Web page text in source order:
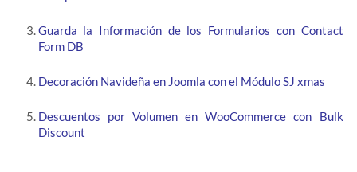
Guarda la Información de los Formularios con Contact
Form DB
Decoración Navideña en Joomla con el Módulo SJ xmas
Descuentos por Volumen en WooCommerce con Bulk
Discount